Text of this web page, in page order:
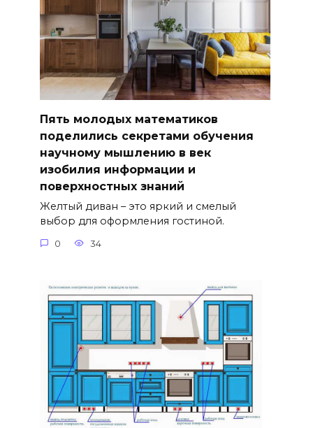
Пять молодых математиков
поделились секретами обучения
научному мышлению в век
изобилия информации и
поверхностных знаний
Желтый диван – это яркий и смелый
выбор для оформления гостиной.
0 34